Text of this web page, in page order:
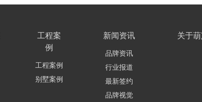
工程案
例
工程案例
别墅案例
新闻资讯
品牌资讯
行业报道
最新签约
品牌视觉
关于